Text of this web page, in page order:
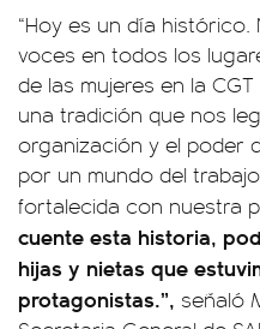
“Hoy es un día
voces en todos los
de las mujeres en la
una tradición que nos
organización y el poder
por un mundo del
fortalecida con nuestra
cuente esta historia,
hijas y nietas que
protagonistas.”, señaló